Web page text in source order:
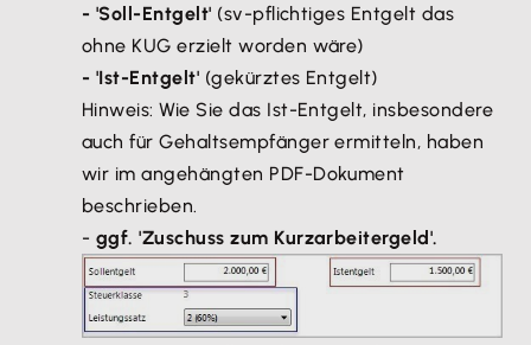
der Corona Pandemie geltenden Regelungen
hat die Bundesagentur für Arbeit hier
veröffentlicht:Kug Regelungen 2020-2023 in
der Übersicht
Formular und Antrag:
Das Formular zur Anzeige des Arbeitsausfalls können
Sie imDownloadcenter der Bundesagentur für
Arbeit herunterladen.
Tipp: Selbstverständlich können Sie das
Kurzarbeitergeld auch online beantragen: Weitere
- 'Soll-Entgelt' (sv-pflichtiges Entgelt das
ohne KUG erzielt worden wäre)
- 'Ist-Entgelt' (gekürztes Entgelt)
Hinweis: Wie Sie das Ist-Entgelt, insbesondere
auch für Gehaltsempfänger ermitteln, haben
wir im angehängten PDF-Dokument
beschrieben.
- ggf. 'Zuschuss zum Kurzarbeitergeld'.